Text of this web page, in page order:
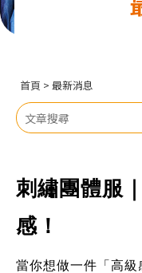
首頁 > 最新消息
刺繡團體服
感！
當你想做一件「高級